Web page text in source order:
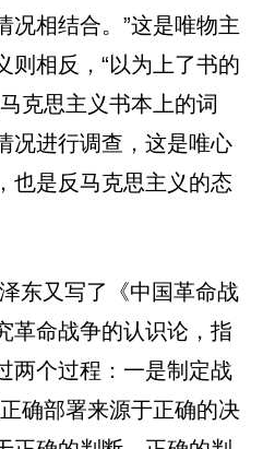
况相结合。”这是唯物主
则相反，“以为上了书的
克思主义书本上的词
况进行调查，这是唯心
也是反马克思主义的态
东又写了《中国革命战
革命战争的认识论，指
两个过程：一是制定战
确部署来源于正确的决